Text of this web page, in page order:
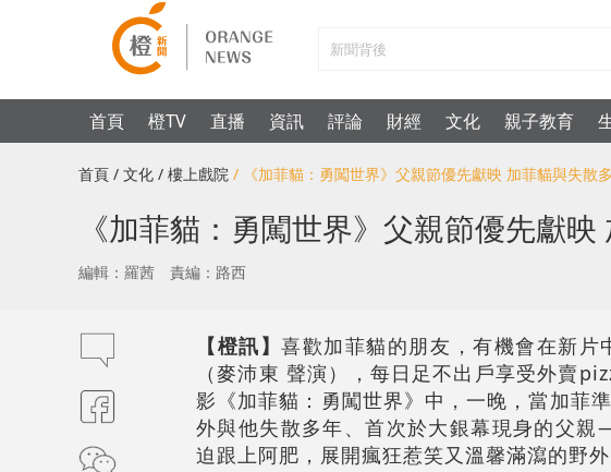
首頁 橙TV 直播 資訊 評論 財經 文化 親子教育
首頁 / 文化 / 樓上戲院 / 《加菲貓：勇闖世界》父親節優先獻映 加菲貓與失散
《加菲貓：勇闖世界》父親節優先獻
編輯：羅茜 責編：路西
【橙訊】喜歡加菲貓的朋友，有機會在新
（麥沛東 聲演），每日足不出戶享受外賣
影《加菲貓：勇闖世界》中，一晚，當加菲
外與他失散多年、首次於大銀幕現身的父
迫跟上阿肥，展開瘋狂惹笑又溫馨滿瀉的野